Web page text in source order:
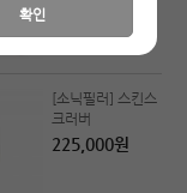
[소닉필러] 스킨스
크러버
225,000원
확인